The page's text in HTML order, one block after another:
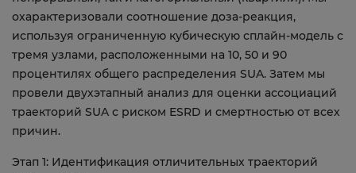
охарактеризовали соотношение доза-реакция,
используя ограниченную кубическую сплайн-модель с
тремя узлами, расположенными на 10, 50 и 90
процентилях общего распределения SUA. Затем мы
провели двухэтапный анализ для оценки ассоциаций
траекторий SUA с риском ESRD и смертностью от всех
причин.
Этап 1: Идентификация отличительных траекторий